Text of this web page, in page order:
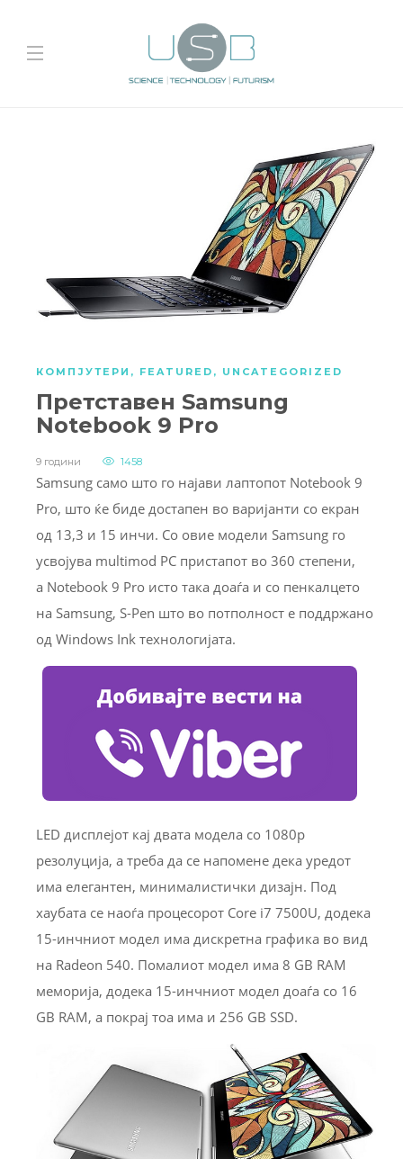
КОМПЈУТЕРИ , FEATURED , UNCATEGORIZED
Претставен Samsung
Notebook 9 Pro
9 години 1458
Samsung само што го најави лаптопот Notebook 9
Pro, што ќе биде достапен во варијанти со екран
од 13,3 и 15 инчи. Со овие модели Samsung го
усвојува multimod PC пристапот во 360 степени,
а Notebook 9 Pro исто така доаѓа и со пенкалцето
на Samsung, S-Pen што во потполност е поддржано
од Windows Ink технологијата.
LED дисплејот кај двата модела со 1080p
резолуција, а треба да се напомене дека уредот
има елегантен, минималистички дизајн. Под
хаубата се наоѓа процесорот Core i7 7500U, додека
15-инчниот модел има дискретна графика во вид
на Radeon 540. Помалиот модел има 8 GB RAM
меморија, додека 15-инчниот модел доаѓа со 16
GB RAM, а покрај тоа има и 256 GB SSD.